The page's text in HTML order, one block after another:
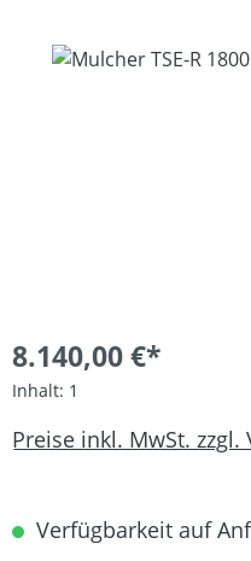
Bildergalerie überspringen
8.140,00 €*
Inhalt: 1
Preise inkl. MwSt. zzgl.
Verfügbarkeit auf